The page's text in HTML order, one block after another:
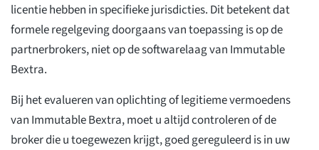
licentie hebben in specifieke jurisdicties. Dit betekent dat
formele regelgeving doorgaans van toepassing is op de
partnerbrokers, niet op de softwarelaag van Immutable
Bextra.
Bij het evalueren van oplichting of legitieme vermoedens
van Immutable Bextra, moet u altijd controleren of de
broker die u toegewezen krijgt, goed gereguleerd is in uw